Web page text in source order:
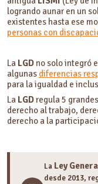
gran volumen?
¿Qué prestacion lismi o
contratación directa?
la salud integral?
logrando aunar en un
existentes hasta ese
personas con
La LGD no solo integró
algunas diferencias
para la igualdad e
La LGDregula 5
derecho al trabajo,
derecho a la
La Ley
desde 2013,